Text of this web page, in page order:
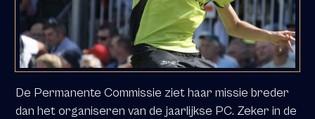
De Permanente Commissie ziet haar missie breder
dan het organiseren van de jaarlijkse PC. Zeker in de